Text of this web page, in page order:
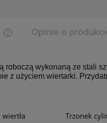
płatności
Opinie o
roboczą wykonaną ze stali
z użyciem wiertarki.
wiertła Trzonek